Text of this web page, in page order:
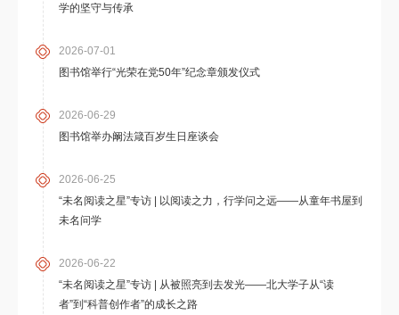
学的坚守与传承
2026-07-01
图书馆举行“光荣在党50年”纪念章颁发仪式
2026-06-29
图书馆举办阚法箴百岁生日座谈会
2026-06-25
“未名阅读之星”专访 | 以阅读之力，行学问之远——从童年书屋到
未名问学
2026-06-22
“未名阅读之星”专访 | 从被照亮到去发光——北大学子从“读
者”到“科普创作者”的成长之路